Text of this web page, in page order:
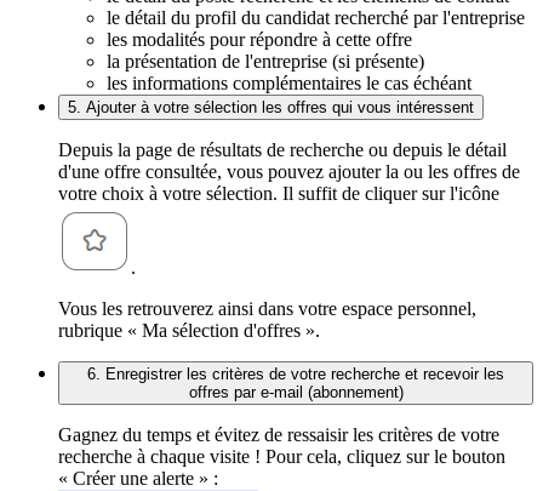
le détail du profil du candidat recherché par l'entreprise
les modalités pour répondre à cette offre
la présentation de l'entreprise (si présente)
les informations complémentaires le cas échéant
5. Ajouter à votre sélection les offres qui vous intéressent
Depuis la page de résultats de recherche ou depuis le détail
d'une offre consultée, vous pouvez ajouter la ou les offres de
votre choix à votre sélection. Il suffit de cliquer sur l'icône
.
Vous les retrouverez ainsi dans votre espace personnel,
rubrique « Ma sélection d'offres ».
6. Enregistrer les critères de votre recherche et recevoir les
offres par e-mail (abonnement)
Gagnez du temps et évitez de ressaisir les critères de votre
recherche à chaque visite ! Pour cela, cliquez sur le bouton
« Créer une alerte » :